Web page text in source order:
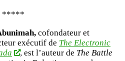
*****
cofondateur et
exécutif de The Electronic
, est l’auteur de The Battle